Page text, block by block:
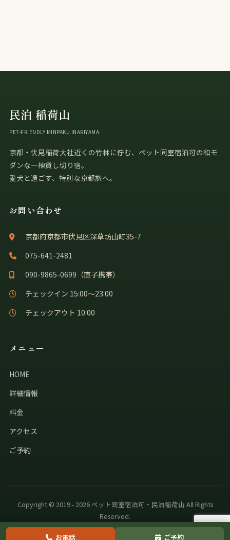
民泊 稲荷山
PET-FRIENDLY MINPAKU INARIYAMA
京都・伏見稲荷大社近くの竹林に佇む、ペット同室宿泊可の和モ
ダンな一棟貸し切り宿。
愛犬と過ごす、特別な京都旅へ。
お問い合わせ
京都府京都市伏見区深草坊山町35-7
075-641-2481
090-9865-0699 （直子携帯）
チェックイン 15:00〜23:00
チェックアウト 10:00
メニュー
HOME
詳細情報
料金
アクセス
ご予約
Copyright © 2019 - 2026 ペット同室宿泊可・民泊稲荷山 All Rights
Reserved.
お電話 ご予約